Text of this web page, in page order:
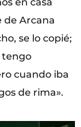
Arcana
se lo copié;
tengo
cuando iba
de rima».